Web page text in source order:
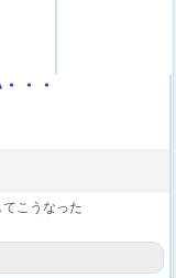
・・
てこうなった